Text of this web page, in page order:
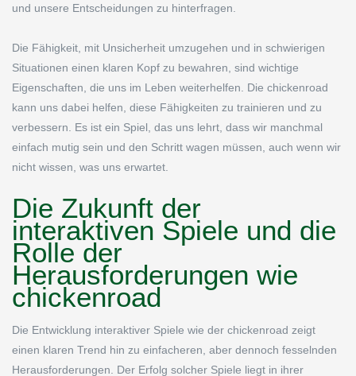
und unsere Entscheidungen zu hinterfragen.
Die Fähigkeit, mit Unsicherheit umzugehen und in schwierigen
Situationen einen klaren Kopf zu bewahren, sind wichtige
Eigenschaften, die uns im Leben weiterhelfen. Die chickenroad
kann uns dabei helfen, diese Fähigkeiten zu trainieren und zu
verbessern. Es ist ein Spiel, das uns lehrt, dass wir manchmal
einfach mutig sein und den Schritt wagen müssen, auch wenn wir
nicht wissen, was uns erwartet.
Die Zukunft der
interaktiven Spiele und die
Rolle der
Herausforderungen wie
chickenroad
Die Entwicklung interaktiver Spiele wie der chickenroad zeigt
einen klaren Trend hin zu einfacheren, aber dennoch fesselnden
Herausforderungen. Der Erfolg solcher Spiele liegt in ihrer